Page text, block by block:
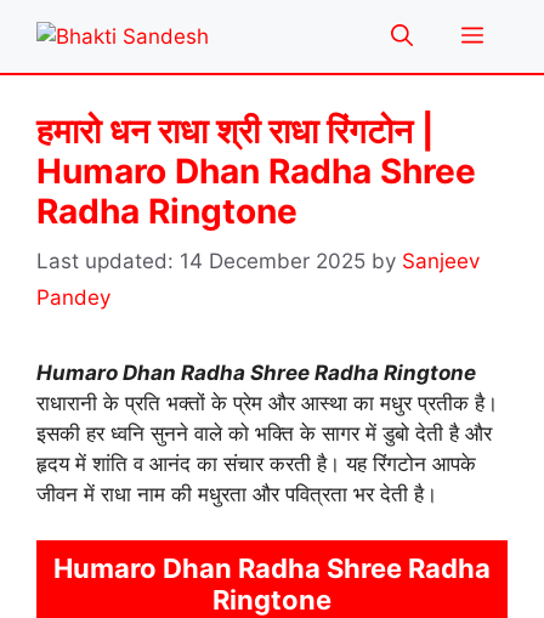
content
Menu
हमारो धन राधा श्री राधा रिंगटोन |
Humaro Dhan Radha Shree
Radha Ringtone
14 December 2025 by Sanjeev
Pandey
Humaro Dhan Radha Shree Radha Ringtone
राधारानी के प्रति भक्तों के प्रेम और आस्था का मधुर प्रतीक है।
इसकी हर ध्वनि सुनने वाले को भक्ति के सागर में डुबो देती है और
हृदय में शांति व आनंद का संचार करती है। यह रिंगटोन आपके
जीवन में राधा नाम की मधुरता और पवित्रता भर देती है।
Humaro Dhan Radha Shree Radha
Ringtone